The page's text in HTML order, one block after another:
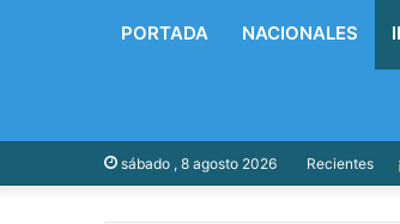
PORTADA NACIONALES
sábado , 8 agosto 2026 Recientes